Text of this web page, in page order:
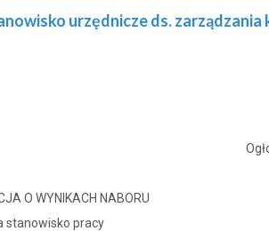
urzędnicze ds.
O WYNIKACH NABORU
stanowisko pracy